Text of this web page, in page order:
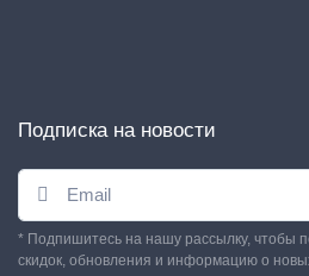
Подписка на новости
* Подпишитесь на нашу рассылку, чтобы
скидок, обновления и информацию о